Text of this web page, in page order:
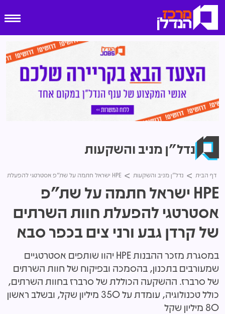
נדל"ן מניב והשקעות
דף הבית נדל"ן מניב והשקעות HPE ישראל חתמה על שת"פ אסטרטגי להפעלת חוות השרתים של קרדן גבע ורני צים בכפר סבא
HPE ישראל חתמה על שת"פ
אסטרטגי להפעלת חוות השרתים
של קרדן גבע ורני צים בכפר סבא
במסגרת מזכר ההבנות HPE יהוו שותפים אסטרטגיים
שמעורבים בתכנון, בהסמכה ובפיקוח של חוות השרתים
של סרברז. ההשקעה הכוללת של סרברז בחוות השרתים,
כולל טכנולוגיה, עומדת על 350 מיליון שקל, ובשלב ראשון
80 מיליון שקל